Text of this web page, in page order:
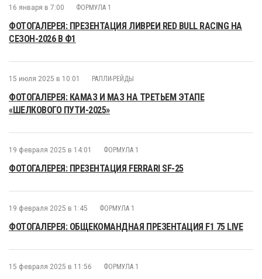
16 января в 7:00 ФОРМУЛА 1
ФОТОГАЛЕРЕЯ: ПРЕЗЕНТАЦИЯ ЛИВРЕИ RED BULL RACING НА
СЕЗОН-2026 В Ф1
15 июля 2025 в 10:01 РАЛЛИ-РЕЙДЫ
ФОТОГАЛЕРЕЯ: КАМАЗ И МАЗ НА ТРЕТЬЕМ ЭТАПЕ
«ШЕЛКОВОГО ПУТИ-2025»
19 февраля 2025 в 14:01 ФОРМУЛА 1
ФОТОГАЛЕРЕЯ: ПРЕЗЕНТАЦИЯ FERRARI SF-25
19 февраля 2025 в 1:45 ФОРМУЛА 1
ФОТОГАЛЕРЕЯ: ОБЩЕКОМАНДНАЯ ПРЕЗЕНТАЦИЯ F1 75 LIVE
15 февраля 2025 в 11:56 ФОРМУЛА 1